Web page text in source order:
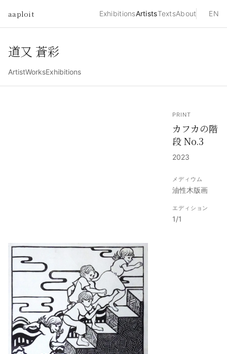
aaploit ExhibitionsArtistsTextsAbout EN
道又 蒼彩
ArtistWorksExhibitions
PRINT
カフカの階
段 No.3
2023
メディウム
油性木版画
エディション
1/1